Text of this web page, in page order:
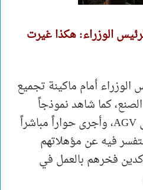
الوزراء: هكذا غيرت
أمام ماكينة تجميع
كما شاهد نموذجاً
لعربات النقل الداخلي الآلي AGV، وأجرى حواراً مباشراً
فيه عن مؤهلاتهم
فخرهم بالعمل في